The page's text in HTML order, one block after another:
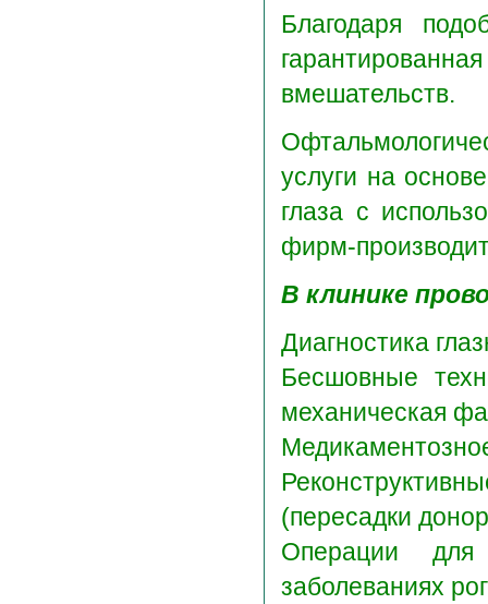
Благодаря
вмешательств.
услуги на
глаза с
фирм-
В клинике
Диагностика
Бесшовные
механическая
(пересадки
Операции
заболеваниях